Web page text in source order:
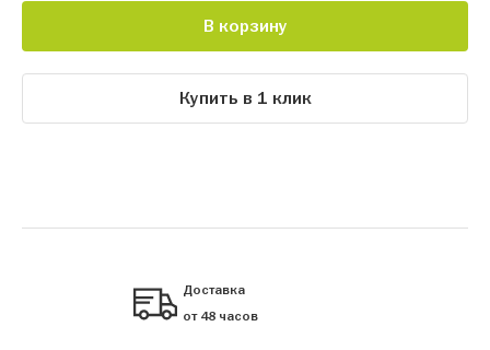
В корзину
Купить в 1 клик
Доставка
от 48 часов